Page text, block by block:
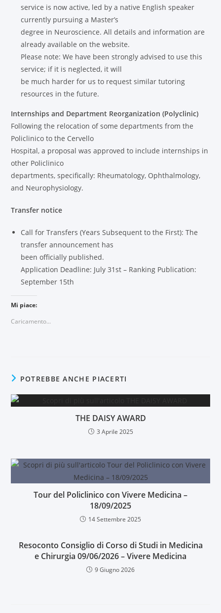
service is now active, led by a native English speaker
currently pursuing a Master’s
degree in Neuroscience. All details and information are
already available on the website.
Please note: We have been strongly advised to use this
service; if it is neglected, it will
be much harder for us to request similar tutoring
resources in the future.
Internships and Department Reorganization (Polyclinic)
Following the relocation of some departments from the
Policlinico to the Cervello
Hospital, a proposal was approved to include internships in
other Policlinico
departments, specifically: Rheumatology, Ophthalmology,
and Neurophysiology.
Transfer notice
Call for Transfers (Years Subsequent to the First): The
transfer announcement has
been officially published.
Application Deadline: July 31st – Ranking Publication:
September 15th
Mi piace:
Caricamento...
POTREBBE ANCHE PIACERTI
THE DAISY AWARD
3 Aprile 2025
Tour del Policlinico con Vivere Medicina –
18/09/2025
14 Settembre 2025
Resoconto Consiglio di Corso di Studi in Medicina
e Chirurgia 09/06/2026 – Vivere Medicina
9 Giugno 2026